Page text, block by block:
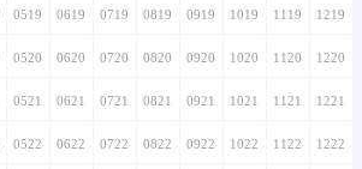
0519 0619 0719 0819 0919 1019 1119 1219
0520 0620 0720 0820 0920 1020 1120 1220
0521 0621 0721 0821 0921 1021 1121 1221
0522 0622 0722 0822 0922 1022 1122 1222